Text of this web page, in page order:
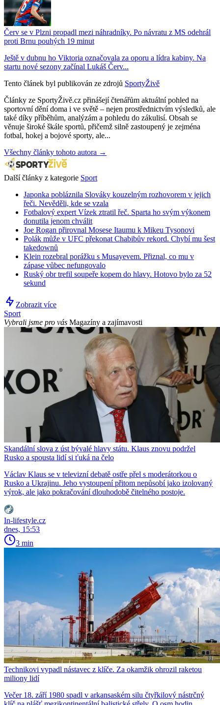
Červ se v Plzni propadl mezi náhradníky. Po návratu z MS odehrál
proti Brnu pouhých 19 minut
Ještě v dubnu ho Viktoria označovala za oporu a lídra kabiny. Na
startu nové sezony začínal Lukáš Červ...
Tento článek byl publikován ze zdrojů SportyŽivě
Články ze SportyŽivě.cz přinášejí čtenářům aktuální pohled na
sportovní dění doma i ve světě – nejen prostřednictvím výsledků, ale
také díky příběhům, analýzám a pohledu do zákulisí. Obsah se
věnuje široké škále sportů, přičemž silně zastoupený je zejména
fotbal, hokej a bojové sporty, ale...
Všechny články tohoto autora →
Další články z kategorie Sport
Japonka pobláznila Slováky kouzelným rozhovorem v jejich
řeči. Nevěděli, kde se vzala
Fotbalový expert Vízek ztratil řeč. Sparta ho svým výkonem
donutila jenom chválit
Joe Rogan přirovnal Mosese Itaumu k Mikeu Tysonovi
Polák může v UFC překonat Chabibův rekord. Chybí mu šest
takedownů
Klein rozebral porážku s Musayevem. Přiznal, co mu v
zápase vůbec nefungovalo
Ruský obr trefil soupeře kopem do hlavy. Hotovo bylo za 52
sekund
Zobrazit více
Sport
Vybrali jsme pro vás Magazíny a zajímavosti
Skandální slova z úst bývalé hlavy státu. Klaus znovu podržel
Rusko a spousta lidí si ťuká na čelo
Václav Klaus se v televizní debatě ostře přel s moderátorkou o
Rusko a Ukrajinu. Jeho vystoupení přitom nepůsobí jako izolovaný
výrok, ale jako pokračování dlouhodobě čitelného postoje.
In-lifestyle.cz
dnes, 15:53
3 min
Technikovi vypadl nástavec z klíče. Za okamžik ohrozil raketou
miliony lidí
Večer 18. září 1980 spadl v arkansaském silu čtyřkilový nástrčný